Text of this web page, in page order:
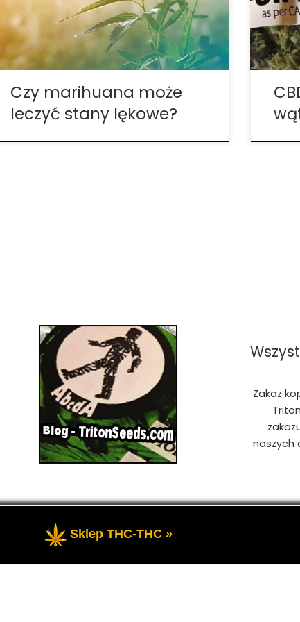
pomaga stłumić lęk, nie zostało
odpowiednio udzielone. Nadal istnieje
wiele kontrowersji dotyczących marihuany
i tego, czy jest ona szkodliwa czy […]
Czy marihuana może
leczyć stany lękowe?
Zakaz
naszych
- Przedstawia portal-blog o Marihuanie, cannabis,
Sklep THC-THC »